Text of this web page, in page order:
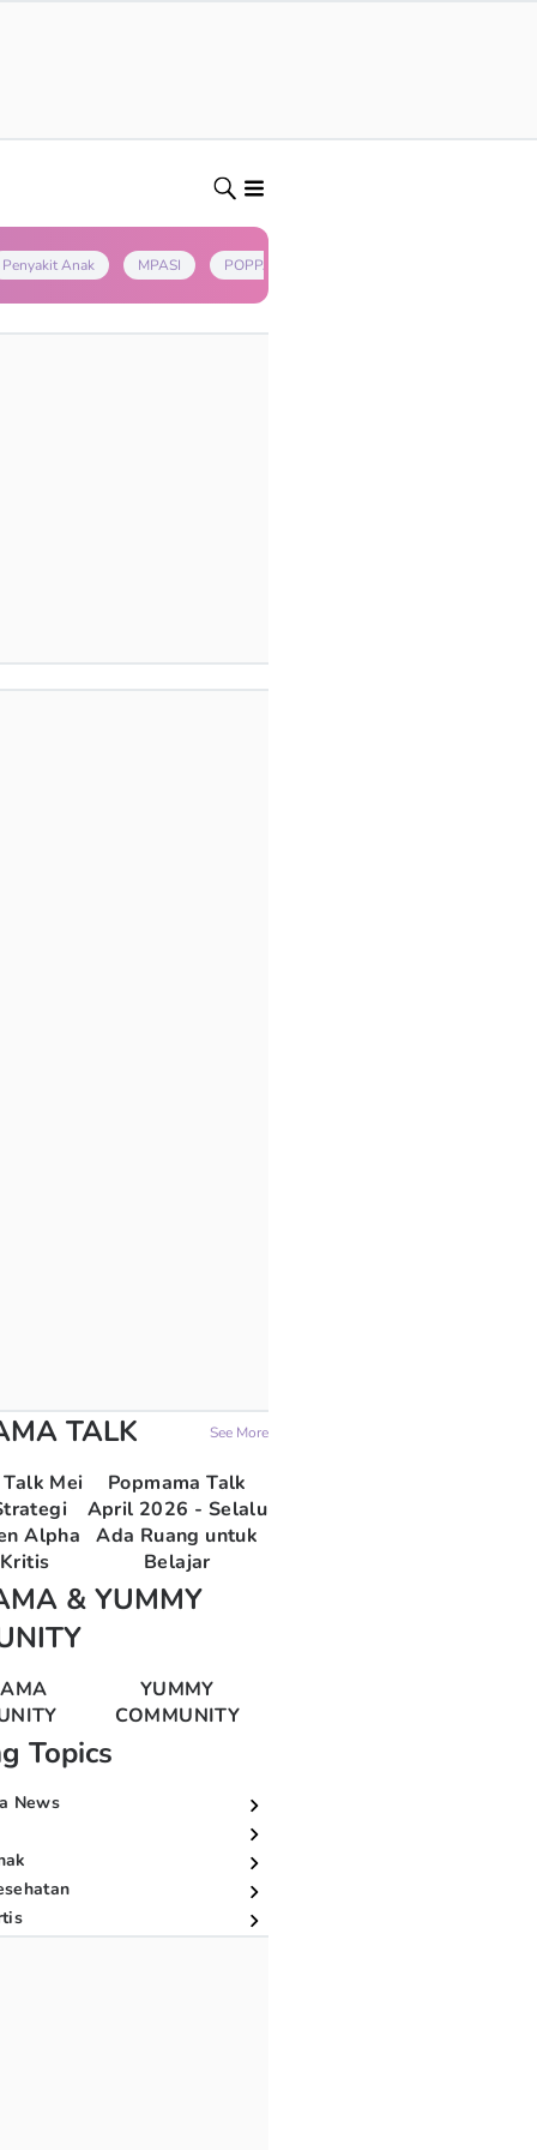
Penyakit Anak MPASI POPPAPA
TALK See More
Mei
Alpha
Popmama Talk
April 2026 - Selalu
Ada Ruang untuk
Belajar
& YUMMY
YUMMY
COMMUNITY
Topics
News